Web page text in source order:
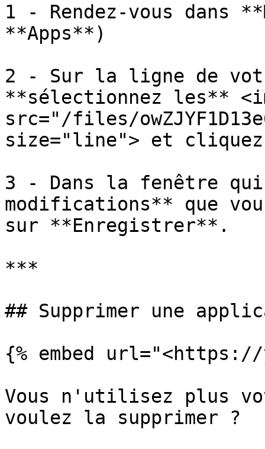
1 - Rendez-vous dans
**Apps**)
2 - Sur la ligne de
**sélectionnez les**
src="/files/
size="line"> et
3 - Dans la fenêtre
modifications** que
sur **Enregistrer**.
***
## Supprimer une
{% embed url="<https://
Vous n'utilisez plus
voulez la supprimer ?